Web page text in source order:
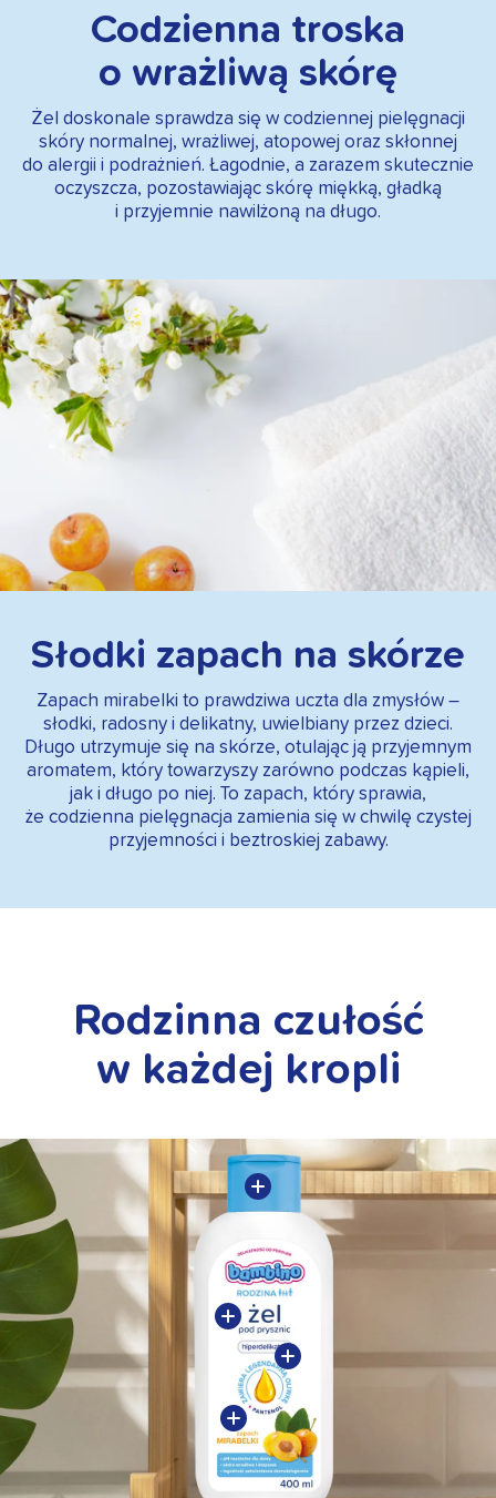
Codzienna troska
o wrażliwą skórę
Żel doskonale sprawdza się w codziennej pielęgnacji
skóry normalnej, wrażliwej, atopowej oraz skłonnej
do alergii i podrażnień. Łagodnie, a zarazem skutecznie
oczyszcza, pozostawiając skórę miękką, gładką
i przyjemnie nawilżoną na długo.
Słodki zapach na skórze
Zapach mirabelki to prawdziwa uczta dla zmysłów –
słodki, radosny i delikatny, uwielbiany przez dzieci.
Długo utrzymuje się na skórze, otulając ją przyjemnym
aromatem, który towarzyszy zarówno podczas kąpieli,
jak i długo po niej. To zapach, który sprawia,
że codzienna pielęgnacja zamienia się w chwilę czystej
przyjemności i beztroskiej zabawy.
Rodzinna czułość
w każdej kropli